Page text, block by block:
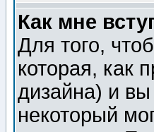
Как мне
Для того,
которая, как
дизайна) и
некоторый